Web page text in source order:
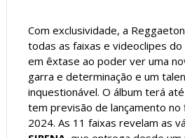
Com exclusividade, a
todas as faixas e videoclipes
em êxtase ao poder ver uma
garra e determinação e um
inquestionável. O álbum terá
tem previsão de lançamento
2024. As 11 faixas revelam as